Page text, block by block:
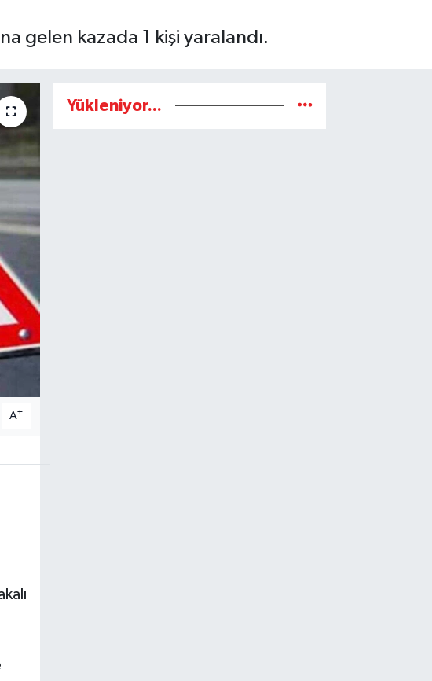
gelen kazada 1 kişi yaralandı.
A+
Yükleniyor...